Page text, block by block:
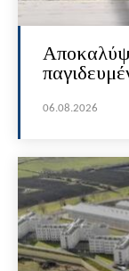
06.08.2026